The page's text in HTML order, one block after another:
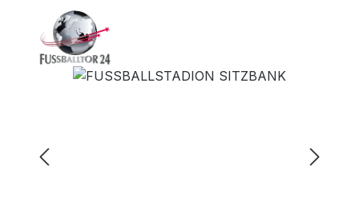
Bildergalerie überspringen